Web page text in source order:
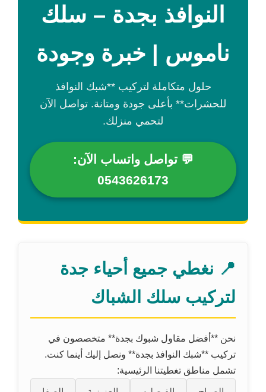
النوافذ بجدة – سلك
ناموس | خبرة وجودة
حلول متكاملة لتركيب **شبك النوافذ
للحشرات** بأعلى جودة ومتانة. تواصل الآن
لتحمي منزلك.
💬 تواصل واتساب الآن:
0543626173
📍 نغطي جميع أحياء جدة
لتركيب سلك الشباك
نحن **أفضل مقاول شبوك بجدة** متخصصون في
تركيب **شبك النوافذ بجدة** ونصل إليك أينما كنت.
تشمل مناطق تغطيتنا الرئيسية: